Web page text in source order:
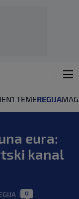
N1 TEMEREGIJA
eura:
kanal
0